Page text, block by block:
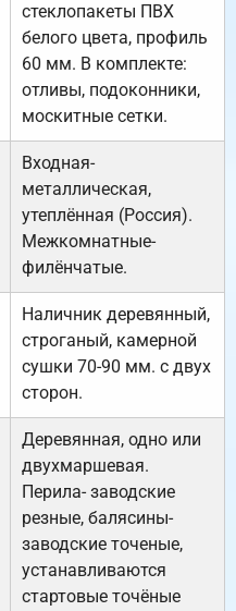
стеклопакеты ПВХ
белого цвета, профиль
60 мм. В комплекте:
отливы, подоконники,
москитные сетки.
Входная-
металлическая,
утеплённая (Россия).
Межкомнатные-
филёнчатые.
Наличник деревянный,
строганый, камерной
сушки 70-90 мм. с двух
сторон.
Деревянная, одно или
двухмаршевая.
Перила- заводские
резные, балясины-
заводские точеные,
устанавливаются
стартовые точёные